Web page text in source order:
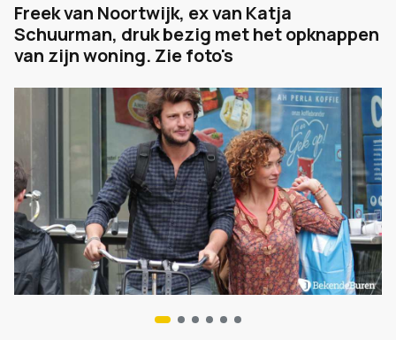
Freek van Noortwijk, ex van Katja
Schuurman, druk bezig met het opknappen
van zijn woning. Zie foto's